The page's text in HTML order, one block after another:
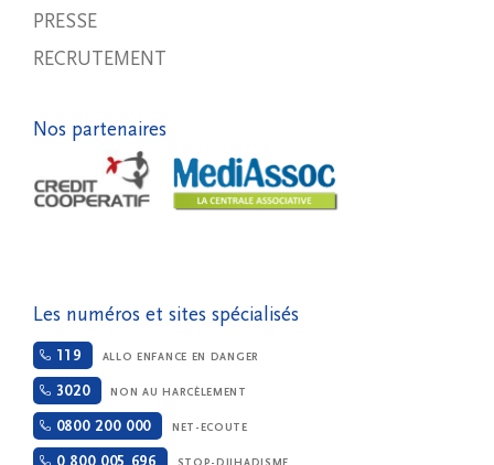
PRESSE
RECRUTEMENT
Nos partenaires
Les numéros et sites spécialisés
119 ALLO ENFANCE EN DANGER
3020 NON AU HARCÈLEMENT
0800 200 000 NET-ECOUTE
0 800 005 696